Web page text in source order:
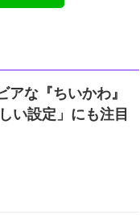
な『ちいかわ』
い設定」にも注目